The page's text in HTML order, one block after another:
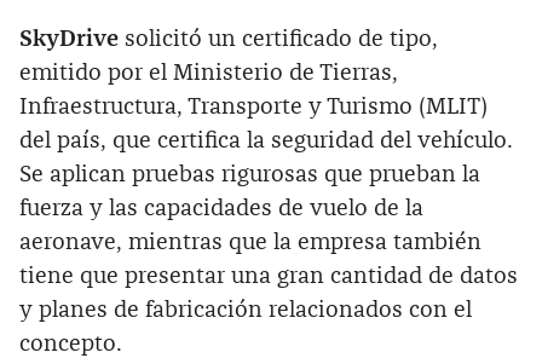
SkyDrive solicitó un certificado de tipo,
emitido por el Ministerio de Tierras,
Infraestructura, Transporte y Turismo (MLIT)
del país, que certifica la seguridad del vehículo.
Se aplican pruebas rigurosas que prueban la
fuerza y ​​las capacidades de vuelo de la
aeronave, mientras que la empresa también
tiene que presentar una gran cantidad de datos
y planes de fabricación relacionados con el
concepto.